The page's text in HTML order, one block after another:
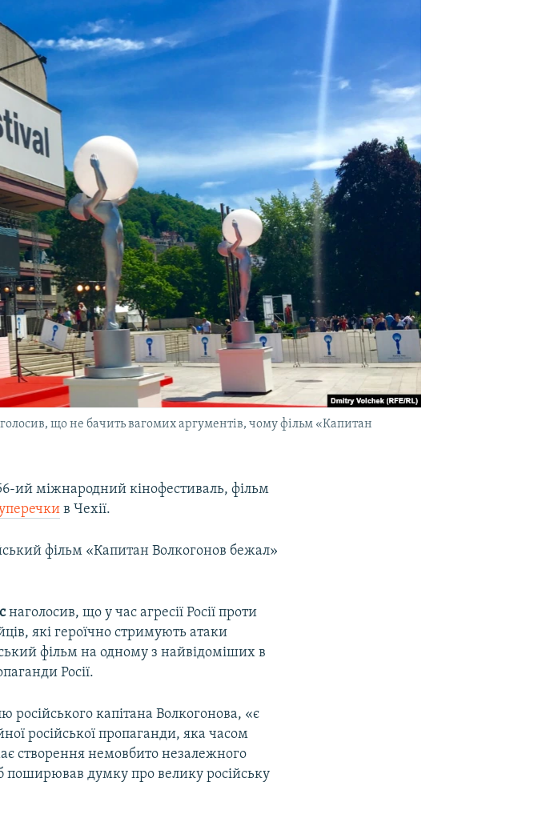
що не бачить вагомих аргументів, чому фільм «Капитан
ий міжнародний кінофестиваль, фільм
в Чехії.
фільм «Капитан Волкогонов бежал»
наголосив, що у час агресії Росії проти
які героїчно стримують атаки
фільм на одному з найвідоміших в
Росії.
російського капітана Волкогонова, «є
російської пропаганди, яка часом
створення немовбито незалежного
поширював думку про велику російську